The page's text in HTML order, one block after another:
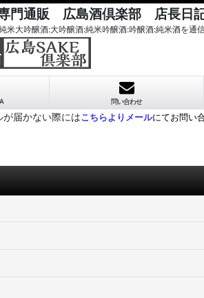
門通販 広島酒倶楽部 店長日
米大吟醸酒:大吟醸酒:純米吟醸酒:吟醸酒:純米酒を通
問い合わせ
届かない際にはこちらよりメールにてお問い